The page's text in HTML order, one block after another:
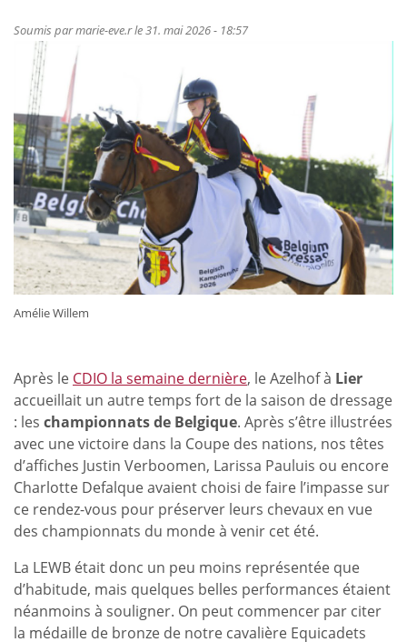
Soumis parmarie-eve.rle 31. mai 2026 - 18:57
Amélie Willem
Après le CDIO la semaine dernière, le Azelhof à Lier
accueillait un autre temps fort de la saison de dressage
: les championnats de Belgique. Après s’être illustrées
avec une victoire dans la Coupe des nations, nos têtes
d’affiches Justin Verboomen, Larissa Pauluis ou encore
Charlotte Defalque avaient choisi de faire l’impasse sur
ce rendez-vous pour préserver leurs chevaux en vue
des championnats du monde à venir cet été.
La LEWB était donc un peu moins représentée que
d’habitude, mais quelques belles performances étaient
néanmoins à souligner. On peut commencer par citer
la médaille de bronze de notre cavalière Equicadets